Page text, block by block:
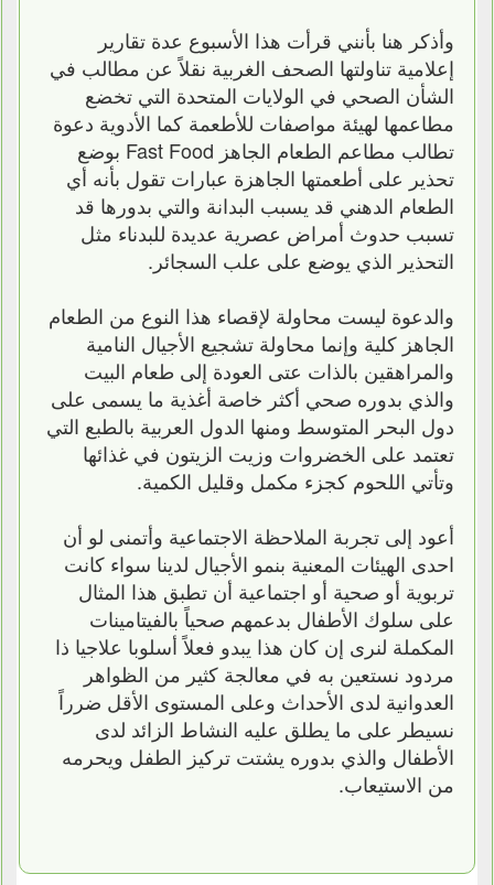
وأذكر هنا بأنني قرأت هذا الأسبوع عدة تقارير
إعلامية تناولتها الصحف الغربية نقلاً عن مطالب في
الشأن الصحي في الولايات المتحدة التي تخضع
مطاعمها لهيئة مواصفات للأطعمة كما الأدوية دعوة
تطالب مطاعم الطعام الجاهز Fast Food بوضع
تحذير على أطعمتها الجاهزة عبارات تقول بأنه أي
الطعام الدهني قد يسبب البدانة والتي بدورها قد
تسبب حدوث أمراض عصرية عديدة للبدناء مثل
التحذير الذي يوضع على علب السجائر.
والدعوة ليست محاولة لإقصاء هذا النوع من الطعام
الجاهز كلية وإنما محاولة تشجيع الأجيال النامية
والمراهقين بالذات عتى العودة إلى طعام البيت
والذي بدوره صحي أكثر خاصة أغذية ما يسمى على
دول البحر المتوسط ومنها الدول العربية بالطبع التي
تعتمد على الخضروات وزيت الزيتون في غذائها
وتأتي اللحوم كجزء مكمل وقليل الكمية.
أعود إلى تجربة الملاحظة الاجتماعية وأتمنى لو أن
احدى الهيئات المعنية بنمو الأجيال لدينا سواء كانت
تربوية أو صحية أو اجتماعية أن تطبق هذا المثال
على سلوك الأطفال بدعمهم صحياً بالفيتامينات
المكملة لنرى إن كان هذا يبدو فعلاً أسلوبا علاجيا ذا
مردود نستعين به في معالجة كثير من الظواهر
العدوانية لدى الأحداث وعلى المستوى الأقل ضرراً
نسيطر على ما يطلق عليه النشاط الزائد لدى
الأطفال والذي بدوره يشتت تركيز الطفل ويحرمه
من الاستيعاب.